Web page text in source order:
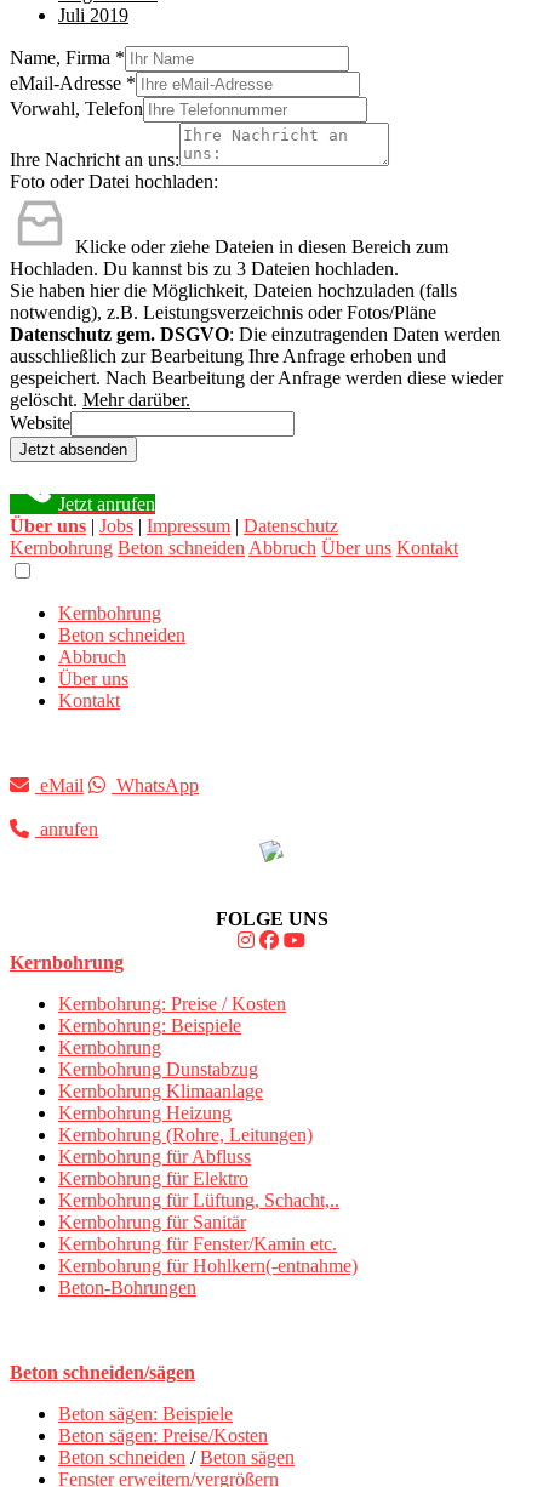
Juli 2019
Name, Firma *
eMail-Adresse *
Vorwahl, Telefon
Ihre Nachricht an uns:
Foto oder Datei hochladen:
Klicke oder ziehe Dateien in diesen Bereich zum
Hochladen. Du kannst bis zu 3 Dateien hochladen.
Sie haben hier die Möglichkeit, Dateien hochzuladen (falls
notwendig), z.B. Leistungsverzeichnis oder Fotos/Pläne
Datenschutz gem. DSGVO: Die einzutragenden Daten werden
ausschließlich zur Bearbeitung Ihre Anfrage erhoben und
gespeichert. Nach Bearbeitung der Anfrage werden diese wieder
gelöscht. Mehr darüber.
Website
Jetzt absenden
Jetzt anrufen
Über uns | Jobs | Impressum | Datenschutz
Kernbohrung Beton schneiden Abbruch Über uns Kontakt
Kernbohrung
Beton schneiden
Abbruch
Über uns
Kontakt
eMail WhatsApp
anrufen
FOLGE UNS
Kernbohrung
Kernbohrung: Preise / Kosten
Kernbohrung: Beispiele
Kernbohrung
Kernbohrung Dunstabzug
Kernbohrung Klimaanlage
Kernbohrung Heizung
Kernbohrung (Rohre, Leitungen)
Kernbohrung für Abfluss
Kernbohrung für Elektro
Kernbohrung für Lüftung, Schacht,..
Kernbohrung für Sanitär
Kernbohrung für Fenster/Kamin etc.
Kernbohrung für Hohlkern(-entnahme)
Beton-Bohrungen
Beton schneiden/sägen
Beton sägen: Beispiele
Beton sägen: Preise/Kosten
Beton schneiden /Beton sägen
Fenster erweitern/vergrößern